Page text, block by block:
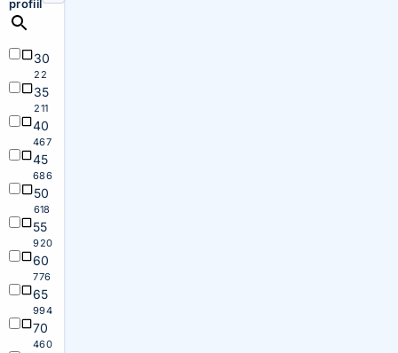
profiil
30
22
35
211
40
467
45
686
50
618
55
920
60
776
65
994
70
460